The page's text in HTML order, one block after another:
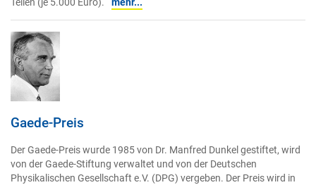
Gaede-Preis
Der Gaede-Preis wurde 1985 von Dr. Manfred Dunkel gestiftet, wird
von der Gaede-Stiftung verwaltet und von der Deutschen
Physikalischen Gesellschaft e.V. (DPG) vergeben. Der Preis wird in